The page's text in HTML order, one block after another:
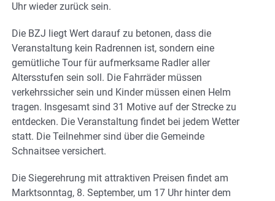
Uhr wieder zurück sein.
Die BZJ liegt Wert darauf zu betonen, dass die
Veranstaltung kein Radrennen ist, sondern eine
gemütliche Tour für aufmerksame Radler aller
Altersstufen sein soll. Die Fahrräder müssen
verkehrssicher sein und Kinder müssen einen Helm
tragen. Insgesamt sind 31 Motive auf der Strecke zu
entdecken. Die Veranstaltung findet bei jedem Wetter
statt. Die Teilnehmer sind über die Gemeinde
Schnaitsee versichert.
Die Siegerehrung mit attraktiven Preisen findet am
Marktsonntag, 8. September, um 17 Uhr hinter dem